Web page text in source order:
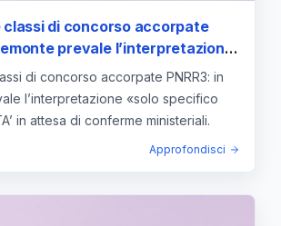
classi di concorso accorpate
prevale l’interpretazione
posto»
di concorso accorpate PNRR3: in
l’interpretazione «solo specifico
in attesa di conferme ministeriali.
Approfondisci